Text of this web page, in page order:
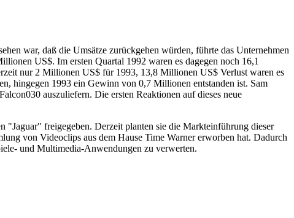
war, daß die Umsätze zurückgehen würden, führte das Unternehmen
US$. Im ersten Quartal 1992 waren es dagegen noch 16,1
nur 2 Millionen US$ für 1993, 13,8 Millionen US$ Verlust waren es
hingegen 1993 ein Gewinn von 0,7 Millionen entstanden ist. Sam
auszuliefern. Die ersten Reaktionen auf dieses neue
freigegeben. Derzeit planten sie die Markteinführung dieser
von Videoclips aus dem Hause Time Warner erworben hat. Dadurch
und Multimedia-Anwendungen zu verwerten.